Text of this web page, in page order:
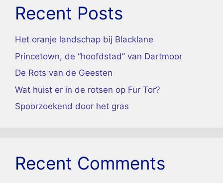
Recent Posts
Het oranje landschap bij Blacklane
Princetown, de “hoofdstad” van Dartmoor
De Rots van de Geesten
Wat huist er in de rotsen op Fur Tor?
Spoorzoekend door het gras
Recent Comments